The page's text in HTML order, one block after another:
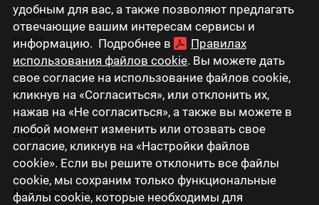
удобным для вас, а также позволяют предлагать
отвечающие вашим интересам сервисы и
информацию. Подробнее в
Правилах
использования файлов cookie. Вы можете дать
свое согласие на использование файлов cookie,
кликнув на «Согласиться», или отклонить их,
нажав на «Не согласиться», а также вы можете в
любой момент изменить или отозвать свое
согласие, кликнув на «Настройки файлов
cookie». Если вы решите отклонить все файлы
cookie, мы сохраним только функциональные
файлы cookie, которые необходимы для
Русский
English
Eesti
Lietuviškai
О нас
Инвесторам
Медиа-пространство